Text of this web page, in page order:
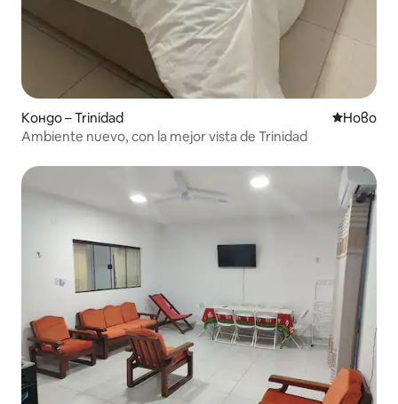
Кондо – Trinidad Ново
Ново
Ambiente nuevo, con la mejor vista de Trinidad